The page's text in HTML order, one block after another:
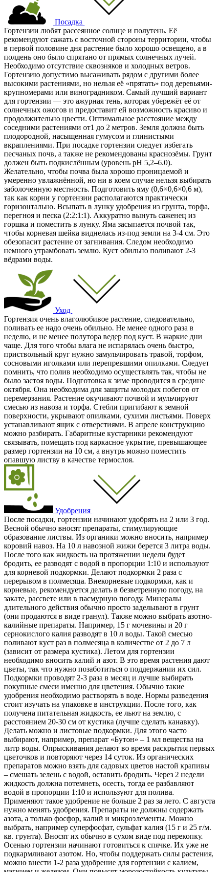
Посадка
Гортензии любят рассеянное солнце и полутень. Её
рекомендуют сажать с восточной стороны территории, чтобы
в первой половине дня растение было хорошо освещено, а в
полдень оно было спрятано от прямых солнечных лучей.
Необходимо отсутствие сквозняков и холодных ветров.
Гортензию допустимо высаживать рядом с другими более
высокими растениями, но нельзя её «прятать» под деревьями-
крупномерами или виноградником. Самый лучший вариант
для гортензии — это ажурная тень, которая убережёт её от
солнечных ожогов и предоставит ей возможность красиво и
продолжительно цвести. Оптимальное расстояние между
соседними растениями от1 до 2 метров. Земля должна быть
плодородной, насыщенная гумусом и глинистыми
вкраплениями. При посадке гортензии следует избегать
песчаных почв, а также не рекомендованы краснозёмы. Грунт
должен быть подкислённым (уровень pH 5,2–6.0).
Желательно, чтобы почва была хорошо проницаемой и
умеренно увлажнённой, но ни в коем случае нельзя выбирать
заболоченную местность. Подготовить яму (0,6×0,6×0,6 м),
так как корни у гортензии располагаются практически
горизонтально. Всыпать в лунку удобрения из грунта, торфа,
перегноя и песка (2:2:1:1). Аккуратно вынуть саженец из
горшка и поместить в лунку. Яма засыпается почвой так,
чтобы корневая шейка виднелась из-под земли на 3-4 см. Это
обезопасит растение от загнивания. Следом необходимо
немного утрамбовать землю. Куст обильно поливают 2-3
вёдрами воды.
Уход
Гортензия очень влаголюбивое растение, следовательно,
поливать ее надо очень обильно. Не менее одного раза в
неделю, и не менее полутора ведер под куст. В жаркие дни
чаще. Для того чтобы влага не испарялась очень быстро,
приствольный круг нужно замульчировать травой, торфом,
сосновыми иголками или перепревшими опилками. Следует
помнить, что полив необходимо осуществлять так, чтобы не
было застоя воды. Подготовка к зиме проводится в средине
октября. Она необходима для защиты молодых побегов от
перемерзания. Растение окучивают почвой и мульчируют
смесью из навоза и торфа. Стебли пригибают к земной
поверхности, укрывают опилками, сухими листьями. Поверх
устанавливают ящик с отверстиями. В апреле конструкцию
можно разбирать. Габаритные кустарники рекомендуют
связывать, помещать под каркасное укрытие, превышающее
размер гортензии на 10 см, а внутрь можно поместить
опавшую листву в качестве термослоя.
Удобрения
После посадки, гортензии начинают удобрять на 2 или 3 год.
Весной обычно вносят препараты, стимулирующие
образование листвы. Из органики можно вносить, например
коровий навоз. На 10 л навозной жижи берется 3 литра воды.
После того как жидкость на протяжении недели будет
бродить, ее разводят с водой в пропорции 1:10 и используют
для корневой подкормки. Делают подкормки 2 раза с
перерывом в полмесяца. Внекорневые подкормки, как и
корневые, рекомендуется делать в безветренную погоду, на
закате, рассвете или в пасмурную погоду. Минералы
длительного действия обычно просто заделывают в грунт
(они продаются в виде гранул). Также можно выбрать азотно-
калийные препараты. Например, 15 г мочевины и 20 г
сернокислого калия разводят в 10 л воды. Такой смесью
поливают куст раз в полмесяца в количестве от 2 до 7 л
(зависит от размера кустика). Летом для гортензии
необходимо вносить калий и азот. В это время растения дают
цветы, так что нужно позаботиться о поддержании их сил.
Подкормки проводят 2-3 раза в месяц и лучше выбирать
покупные смеси именно для цветения. Обычно такие
удобрения необходимо растворять в воде. Нормы разведения
стоит изучать на упаковке в инструкции. После того, как
получена питательная жидкость, ее льют на землю, с
расстоянием 20-30 см от кустика (лучше сделать канавку).
Делать можно и листовые подкормки. Для этого часто
выбирают, например, препарат «Бутон» – 1 мл вещества на
литр воды. Опрыскивания делают во время раскрытия первых
цветочков и повторяют через 14 суток. Из органических
препаратов можно взять для садовых цветов настой крапивы
– смешать зелень с водой, оставить бродить. Через 2 недели
жидкость должна потемнеть, осесть, тогда ее разбавляют
водой в пропорции 1:10 и используют для полива.
Применяют такое удобрение не больше 2 раз за лето. С августа
нужно менять удобрения. Препараты не должны содержать
азота, а только фосфор, калий и микроэлементы. Можно
выбрать, например суперфосфат, сульфат калия (15 г и 25 г/м.
кв. грунта). Вносят их обычно в сухом виде под перекопку.
Осенью гортензии начинают готовиться к спячке. Их уже не
подкармливают азотом. Но, чтобы поддержать силы растения,
можно внести 1-2 раза удобрение для гортензии с калием,